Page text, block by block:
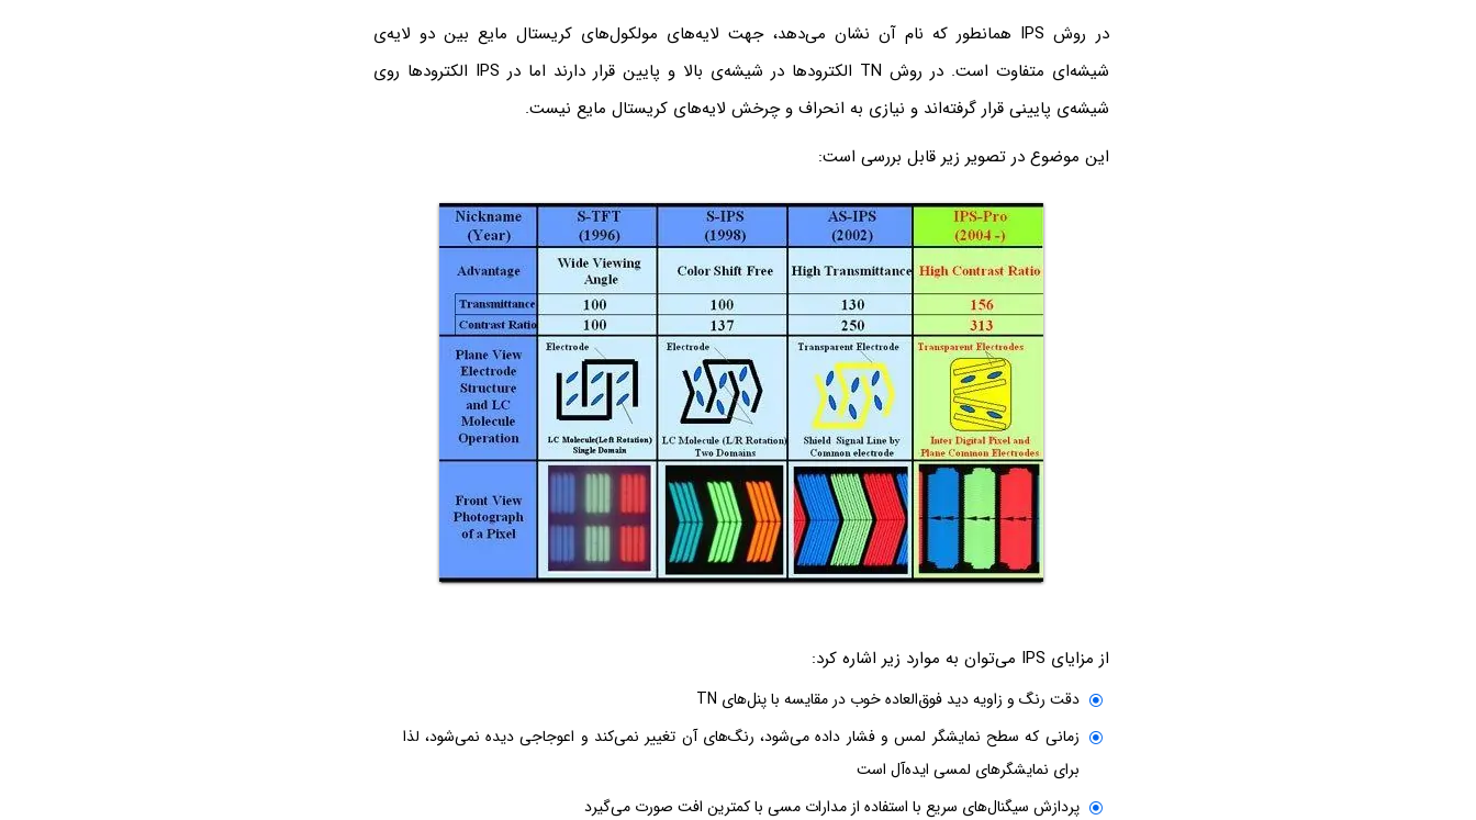
در روش IPS همانطور که نام آن نشان می‌دهد، جهت لایه‌های مولکول‌های کریستال مایع بین دو لایه‌ی
شیشه‌ای متفاوت است. در روش TN الکترودها در شیشه‌ی بالا و پایین قرار دارند اما در IPS الکترودها روی
شیشه‌ی پایینی قرار گرفته‌اند و نیازی به انحراف و چرخش لایه‌های کریستال مایع نیست.
این موضوع در تصویر زیر قابل بررسی است:
از مزایای IPS می‌توان به موارد زیر اشاره کرد:
دقت رنگ و زاویه دید فوق‌العاده خوب در مقایسه با پنل‌های TN
زمانی که سطح نمایشگر لمس و فشار داده می‌شود، رنگ‌های آن تغییر نمی‌کند و اعوجاجی دیده نمی‌شود، لذا
برای نمایشگرهای لمسی ایده‌آل است
پردازش سیگنال‌های سریع با استفاده از مدارات مسی با کمترین افت صورت می‌گیرد